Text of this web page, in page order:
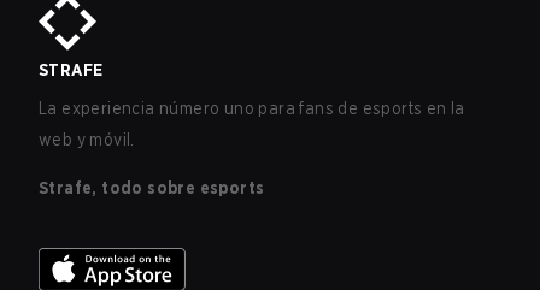
STRAFE
La experiencia número uno para fans de esports en la
web y móvil.
Strafe, todo sobre esports